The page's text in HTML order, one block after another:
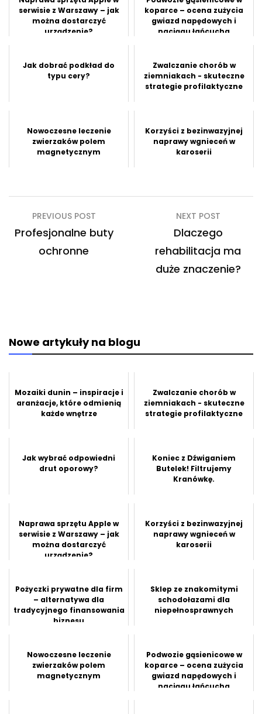
serwisie z Warszawy – jak
można dostarczyć
urządzenie?
koparce – ocena zużycia
gwiazd napędowych i
naciągu łańcucha
Jak dobrać podkład do
typu cery?
Zwalczanie chorób w
ziemniakach - skuteczne
strategie profilaktyczne
Nowoczesne leczenie
zwierzaków polem
magnetycznym
Korzyści z bezinwazyjnej
naprawy wgnieceń w
karoserii
Nawigacja
wpisu
PREVIOUS POST
Profesjonalne buty
ochronne
NEXT POST
Dlaczego
rehabilitacja ma
duże znaczenie?
Nowe artykuły na blogu
Mozaiki dunin – inspiracje i
aranżacje, które odmienią
każde wnętrze
Zwalczanie chorób w
ziemniakach - skuteczne
strategie profilaktyczne
Jak wybrać odpowiedni
drut oporowy?
Koniec z Dźwiganiem
Butelek! Filtrujemy
Kranówkę.
Naprawa sprzętu Apple w
serwisie z Warszawy – jak
można dostarczyć
urządzenie?
Korzyści z bezinwazyjnej
naprawy wgnieceń w
karoserii
Pożyczki prywatne dla firm
– alternatywa dla
tradycyjnego finansowania
biznesu
Sklep ze znakomitymi
schodołazami dla
niepełnosprawnych
Nowoczesne leczenie
zwierzaków polem
magnetycznym
Podwozie gąsienicowe w
koparce – ocena zużycia
gwiazd napędowych i
naciągu łańcucha